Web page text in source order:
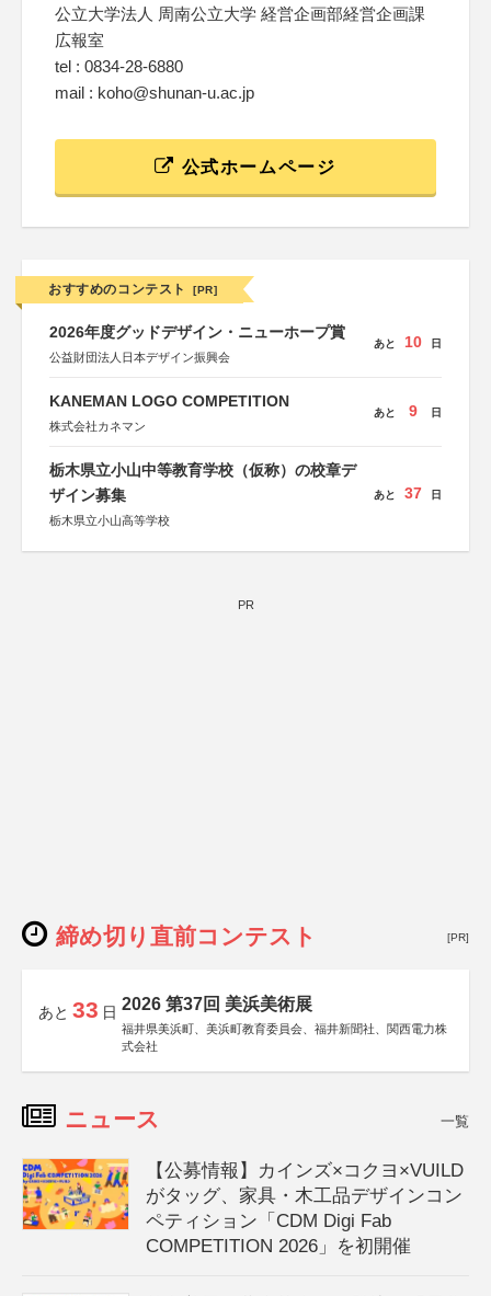
公立大学法人 周南公立大学 経営企画部経営企画課
広報室
tel : 0834-28-6880
mail : koho@shunan-u.ac.jp
公式ホームページ
おすすめのコンテスト [PR]
2026年度グッドデザイン・ニューホープ賞
公益財団法人日本デザイン振興会
あと 10 日
KANEMAN LOGO COMPETITION
株式会社カネマン
あと 9 日
栃木県立小山中等教育学校（仮称）の校章デ
ザイン募集
栃木県立小山高等学校
あと 37 日
PR
締め切り直前コンテスト [PR]
あと 33 日 2026 第37回 美浜美術展
福井県美浜町、美浜町教育委員会、福井新聞社、関西電力株
式会社
ニュース 一覧
【公募情報】カインズ×コクヨ×VUILD
がタッグ、家具・木工品デザインコン
ペティション「CDM Digi Fab
COMPETITION 2026」を初開催